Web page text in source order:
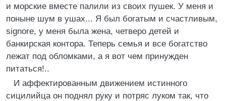
и морские вместе палили из своих пушек. У меня и
поныне шум в ушах... Я был богатым и счастливым,
signore, у меня была жена, четверо детей и
банкирская контора. Теперь семья и все богатство
лежат под обломками, а я вот чем принужден
питаться!..
И аффектированным движением истинного
сицилийца он поднял руку и потряс луком так, что